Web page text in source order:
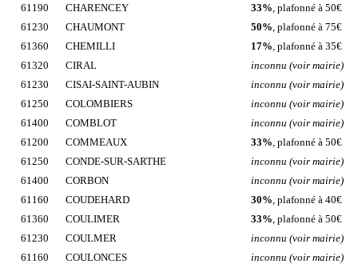
61190
CHARENCEY 33% , plafonné à 50€
61230
CHAUMONT 50% , plafonné à 75€
61360
CHEMILLI 17% , plafonné à 35€
61320
CIRAL
inconnu (voir mairie)
61230
CISAI-SAINT-AUBIN
inconnu (voir mairie)
61250
COLOMBIERS
inconnu (voir mairie)
61400
COMBLOT
inconnu (voir mairie)
61200
COMMEAUX 33% , plafonné à 50€
61250
CONDE-SUR-SARTHE
inconnu (voir mairie)
61400
CORBON
inconnu (voir mairie)
61160
COUDEHARD 30% , plafonné à 40€
61360
COULIMER 33% , plafonné à 50€
61230
COULMER
inconnu (voir mairie)
61160
COULONCES
inconnu (voir mairie)